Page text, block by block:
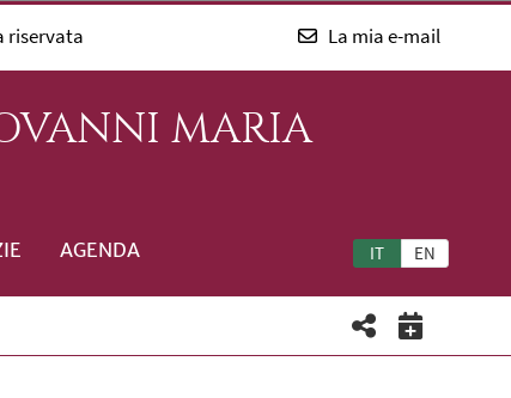
riservata La mia e-mail
MARIA
IT EN
AGENDA